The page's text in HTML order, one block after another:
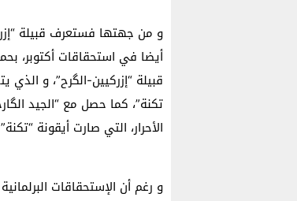
و من جهتها فستعرف قبيلة
أيضا في استحقاقات أكتوبر،
قبيلة “إزركيين-الگرح”، و
تكنة”، كما حصل مع “الجيد
الأحرار، التي صارت أيقونة
و رغم أن الإستحقاقات